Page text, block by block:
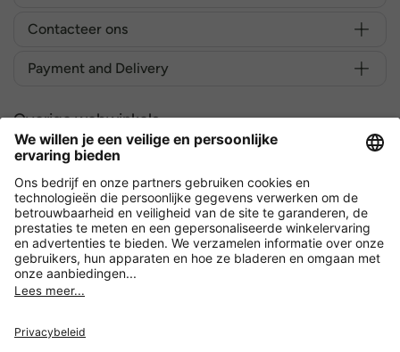
Contacteer ons
Payment and Delivery
Overige webwinkels
België
Versleuteling met